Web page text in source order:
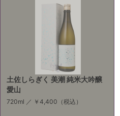
土佐しらぎく 美潮 純米大吟醸
愛山
720ml ／ ￥4,400 （税込）